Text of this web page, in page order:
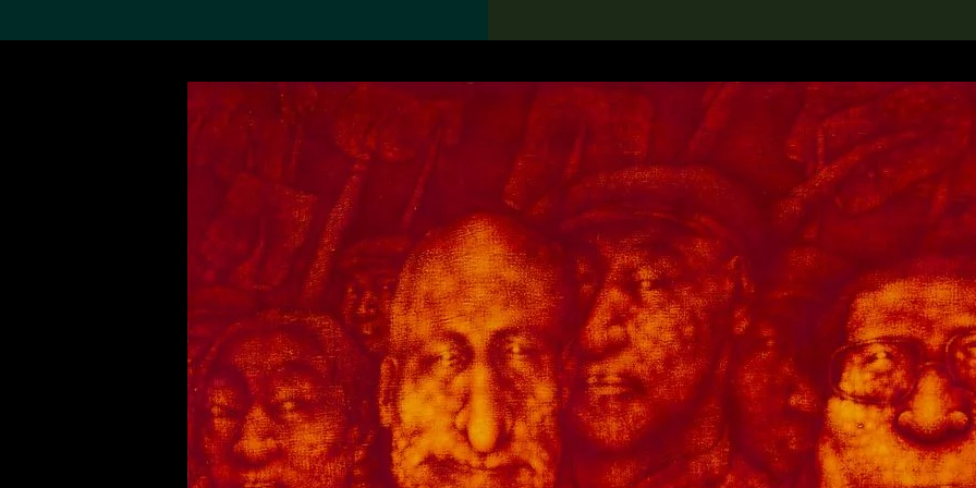
搜索M+藏品 Search the Collection
關於M+藏品
探索世界頂級的二十及二十
一世紀視覺文化藏品。